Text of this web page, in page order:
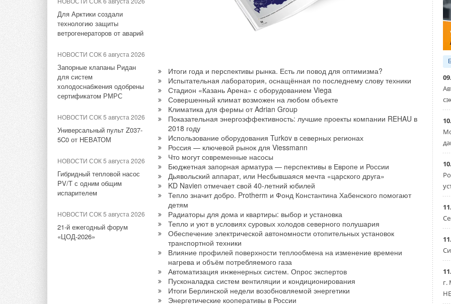
Для Арктики создали
технологию защиты
ветрогенераторов от аварий
НОВОСТИ СОК 6 августа 2026
Запорные клапаны Ридан
для систем
холодоснабжения одобрены
сертификатом РМРС
НОВОСТИ СОК 5 августа 2026
Универсальный пульт Z037-
5C0 от НЕВАТОМ
НОВОСТИ СОК 5 августа 2026
Гибридный тепловой насос
PV/T с одним общим
испарителем
НОВОСТИ СОК 5 августа 2026
21-й ежегодный форум
«ЦОД-2026»
Итоги года и перспективы рынка. Есть ли повод для оптимизма?
Испытательная лаборатория, оснащённая по последнему слову техники
Стадион «Казань Арена» с оборудованием Viega
Совершенный климат возможен на любом объекте
Климатика для фермы от Adrian Group
Показательная энергоэффективность: лучшие проекты компании REHAU в
2018 году
Использование оборудования Turkov в северных регионах
Россия — ключевой рынок для Viessmann
Что могут современные насосы
Бюджетная запорная арматура — перспективы в Европе и России
Дьявольский аппарат, или Несбывшаяся мечта «царского друга»
KD Navien отмечает свой 40-летний юбилей
Тепло значит добро. Protherm и Фонд Константина Хабенского помогают
детям
Радиаторы для дома и квартиры: выбор и установка
Тепло и уют в условиях суровых холодов северного полушария
Обеспечение электрической автономности отопительных установок
транспортной техники
Влияние профилей поверхности теплообмена на изменение времени
нагрева и объём потребляемого газа
Автоматизация инженерных систем. Опрос экспертов
Пусконаладка систем вентиляции и кондиционирования
Итоги Берлинской недели возобновляемой энергетики
Энергетические кооперативы в России
г.
НОВОСТИ СОК 3 августа 2026
«РУСКЛИМАТ Fest 2026» в
Уфе собрал свыше 700
отрасли
ЖУРНАЛ СОК август 2026
Инверторные накопительные
водонагреватели Royal
серии
НОВОСТИ СОК 29 июля 2026
новую производственную
площадку
НОВОСТИ СОК 29 июля 2026
международные
соревнования
Конденсационные котлы
для систем
холодоснабжения одобрены
сертификатом РМРС
НОВОСТИ СОК 5 августа 2026
Универсальный пульт Z037-
5C0 от НЕВАТОМ
НОВОСТИ СОК 5 августа 2026
PV/T с одним общим
испарителем
21-й ежегодный форум
«ЦОД-2026»
Уведомления отключены
Комментарии
В этой теме еще нет комментариев
Добавить комментарий